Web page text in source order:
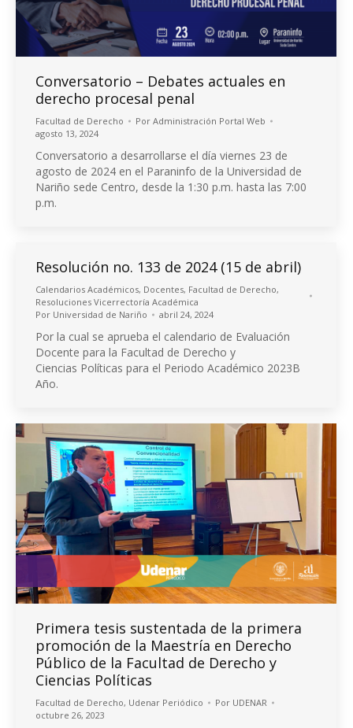
Conversatorio – Debates actuales en
derecho procesal penal
Facultad de Derecho Por Administración Portal Web
agosto 13, 2024
Conversatorio a desarrollarse el día viernes 23 de
agosto de 2024 en el Paraninfo de la Universidad de
Nariño sede Centro, desde la 1:30 p.m. hasta las 7:00
p.m.
Resolución no. 133 de 2024 (15 de abril)
Calendarios Académicos, Docentes, Facultad de Derecho,
Resoluciones Vicerrectoría Académica
Por Universidad de Nariño abril 24, 2024
Por la cual se aprueba el calendario de Evaluación
Docente para la Facultad de Derecho y
Ciencias Políticas para el Periodo Académico 2023B
Año.
Primera tesis sustentada de la primera
promoción de la Maestría en Derecho
Público de la Facultad de Derecho y
Ciencias Políticas
Facultad de Derecho, Udenar Periódico Por UDENAR
octubre 26, 2023